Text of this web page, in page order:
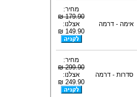
אימה - דרמה
מחיר:
179.90 ₪
אצלנו:
149.90 ₪
סדרות - דרמה
מחיר:
299.90 ₪
אצלנו:
249.90 ₪